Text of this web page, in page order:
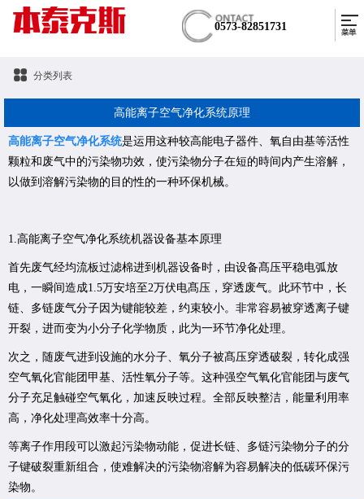
0573-82851731
分类列表
高能离子空气净化系统原理
高能离子空气净化系统是运用这种较高能电子器件、氧自由基等活性
颗粒和废气中的污染物功效，使污染物分子在短的時间内产生溶解，
以做到溶解污染物的目的性的一种环保机械。
1.高能离子空气净化系统机器设备基本原理
首先废气经均流板过滤棉进到机器设备时，由设备髙压平稳电弧放
电，一瞬间造成1.5万安培至2万伏电髙压，穿透废气。此环节中，长
链、多链废气分子因为键能较差，约束较小。非常容易被穿透离子键
开裂，进而变为小分子化学物质，此为一环节净化处理。
次之，随废气进到设施的水分子、氧分子被髙压穿透破裂，转化成强
空气氧化官能团甲基、活性氧分子等。这种强空气氧化官能团与废气
分子充足触碰空气氧化，加速反映过程。全部反映整洁，能量利用率
高，净化处理高效率十分高。
等离子作用段可以激起污染物动能，促进长链、多链污染物分子的分
子键破裂重新组合，使难解决的污染物溶解为容易解决的低碳环保污
染物。